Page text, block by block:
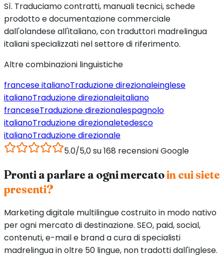
Sì. Traduciamo contratti, manuali tecnici, schede
prodotto e documentazione commerciale
dall'olandese all'italiano, con traduttori madrelingua
italiani specializzati nel settore di riferimento.
Altre combinazioni linguistiche
franceseitalianoTraduzione direzionaleinglese
italianoTraduzione direzionaleitaliano
franceseTraduzione direzionalespagnolo
italianoTraduzione direzionaletedesco
italianoTraduzione direzionale
5.0/5,0 su 168 recensioni Google
Pronti a parlare a ogni mercatoin cui siete
presenti?
Marketing digitale multilingue costruito in modo nativo
per ogni mercato di destinazione. SEO, paid, social,
contenuti, e-mail e brand a cura di specialisti
madrelingua in oltre 50 lingue, non tradotti dall'inglese.